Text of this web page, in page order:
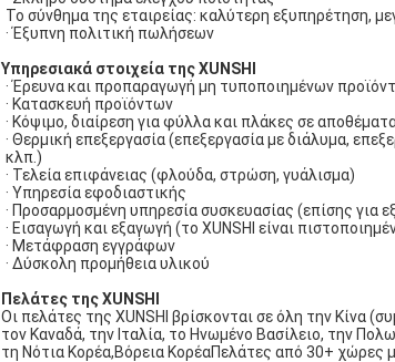
Το σύνθημα της εταιρείας: καλύτερη εξυπηρέτηση,
· Έξυπνη πολιτική πωλήσεων
Υπηρεσιακά στοιχεία της XUNSHI
· Έρευνα και προπαραγωγή μη τυποποιημένων
· Κατασκευή προϊόντων
· Κόψιμο, διαίρεση για φύλλα και πλάκες σε
· Θερμική επεξεργασία (επεξεργασία με διάλυμα,
κλπ.)
· Τελεία επιφάνειας (φλούδα, στρώση, γυάλισμα)
· Υπηρεσία εφοδιαστικής
· Προσαρμοσμένη υπηρεσία συσκευασίας (επίσης για
· Εισαγωγή και εξαγωγή (το XUNSHI είναι
· Μετάφραση εγγράφων
· Δύσκολη προμήθεια υλικού
Πελάτες της XUNSHI
Οι πελάτες της XUNSHI βρίσκονται σε όλη την Κίνα
τον Καναδά, την Ιταλία, το Ηνωμένο Βασίλειο, την
τη Νότια Κορέα,Βόρεια ΚορέαΠελάτες από 30+ χώρες